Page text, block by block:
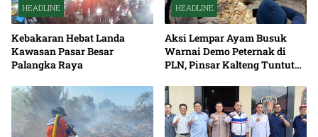
HEADLINE
Kebakaran Hebat Landa
Kawasan Pasar Besar
Palangka Raya
HEADLINE
Aksi Lempar Ayam Busuk
Warnai Demo Peternak di
PLN, Pinsar Kalteng Tuntut